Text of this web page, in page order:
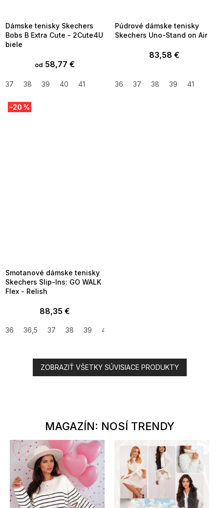
Dámske tenisky Skechers
Bobs B Extra Cute - 2Cute4U
biele
od 58,77 €
37 38 39 40 41
Púdrové dámske tenisky
Skechers Uno-Stand on Air
83,58 €
36 37 38 39 41
–20 %
Smotanové dámske tenisky
Skechers Slip-Ins: GO WALK
Flex - Relish
88,35 €
36 36,5 37 38 39 40
ZOBRAZIŤ VŠETKY SÚVISIACE PRODUKTY
MAGAZÍN: NOSÍ TRENDY